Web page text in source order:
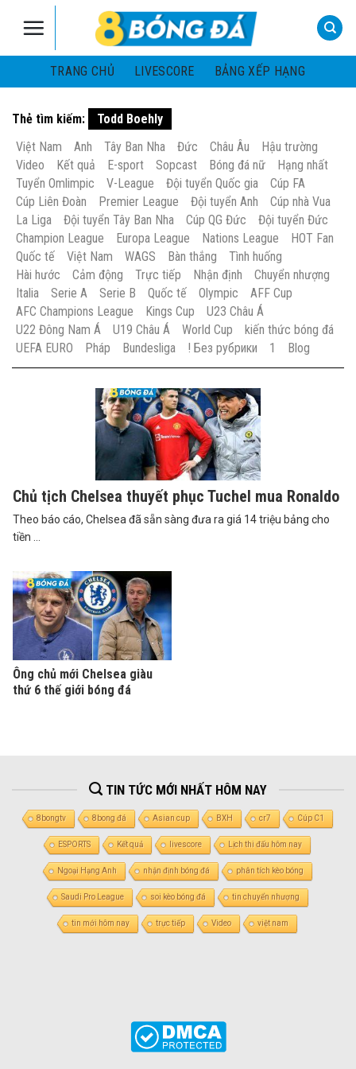
TRANG CHỦ
LIVESCORE BẢNG XẾP HẠNG
Thẻ tìm kiếm:
Todd Boehly
Việt Nam
Anh Tây Ban Nha Đức Châu Âu
Hậu trường
Video
Kết quả E-sport Sopcast Bóng đá nữ
Hạng nhất
Tuyển Omlimpic
V-League Đội tuyển Quốc gia
Cúp FA
Cúp Liên Đoàn
Premier League Đội tuyển Anh
Cúp nhà Vua
La Liga
Đội tuyển Tây Ban Nha Cúp QG Đức
Đội tuyển Đức
Champion League
Europa League Nations League
HOT Fan
Quốc tế
Việt Nam WAGS Bàn thắng
Tình huống
Hài hước
Cảm động Trực tiếp Nhận định
Chuyển nhượng
Italia
Serie A Serie B Quốc tế Olympic
AFF Cup
AFC Champions League
Kings Cup
U23 Châu Á
U22 Đông Nam Á
U19 Châu Á World Cup
kiến thức bóng đá
UEFA EURO
Pháp Bundesliga ! Без рубрики 1 Blog
Chủ tịch Chelsea thuyết phục Tuchel mua Ronaldo
Theo báo cáo, Chelsea đã sẵn sàng đưa ra giá 14 triệu bảng cho
tiền ...
Ông chủ mới Chelsea giàu
thứ 6 thế giới bóng đá
TIN TỨC MỚI NHẤT HÔM NAY
8bongtv 8bong đá Asian cup BXH cr7 Cúp C1
ESPORTS Kết quả livescore Lịch thi đấu hôm nay
Ngoại Hạng Anh nhận định bóng đá phân tích kèo bóng
Saudi Pro League soi kèo bóng đá tin chuyển nhượng
tin mới hôm nay trực tiếp Video việt nam